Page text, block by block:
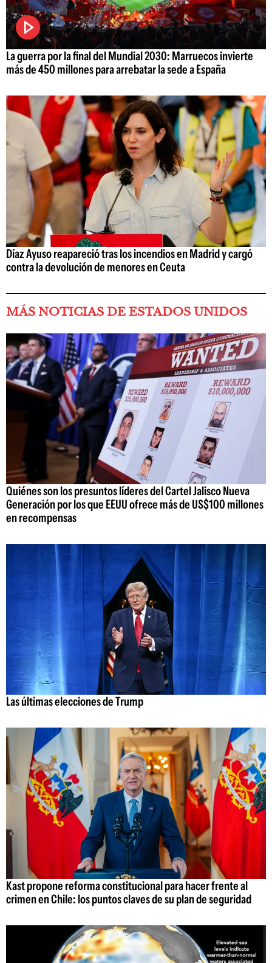
La guerra por la final del Mundial 2030: Marruecos invierte
más de 450 millones para arrebatar la sede a España
Díaz Ayuso reapareció tras los incendios en Madrid y cargó
contra la devolución de menores en Ceuta
MÁS NOTICIAS DE ESTADOS UNIDOS
Quiénes son los presuntos líderes del Cartel Jalisco Nueva
Generación por los que EEUU ofrece más de US$100 millones
en recompensas
Las últimas elecciones de Trump
Kast propone reforma constitucional para hacer frente al
crimen en Chile: los puntos claves de su plan de seguridad